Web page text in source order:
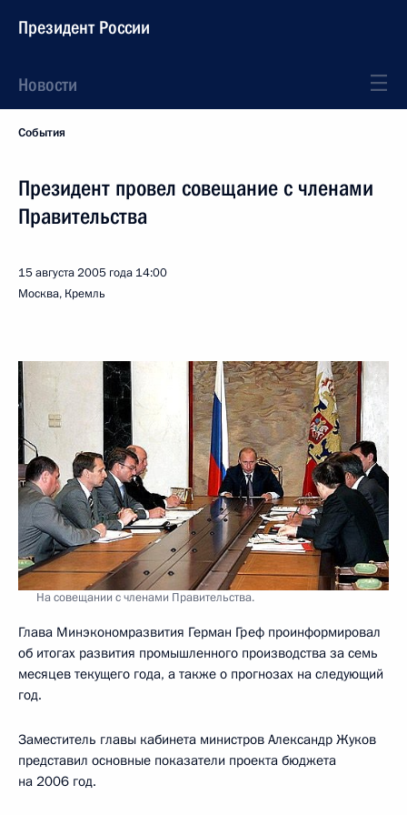
Президент России
Новости
События
Президент провел совещание с членами
Правительства
15 августа 2005 года 14:00
Москва, Кремль
На совещании с членами Правительства.
Глава Минэкономразвития Герман Греф проинформировал
об итогах развития промышленного производства за семь
месяцев текущего года, а также о прогнозах на следующий
год.
Заместитель главы кабинета министров Александр Жуков
представил основные показатели проекта бюджета
на 2006 год.